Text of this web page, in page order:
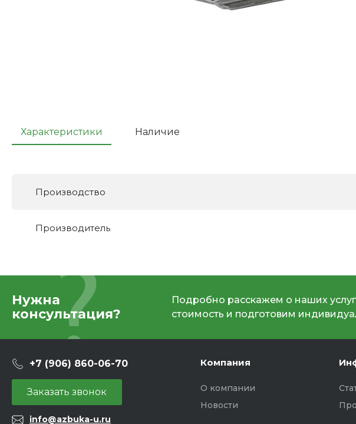
Характеристики Наличие
Производство
Производитель
Нужна
консультация?
Подробно расскажем о наших
стоимость и подготовим
+7 (906) 860-06-70
Заказать звонок
info@azbuka-u.ru
Компания
О компании
Новости